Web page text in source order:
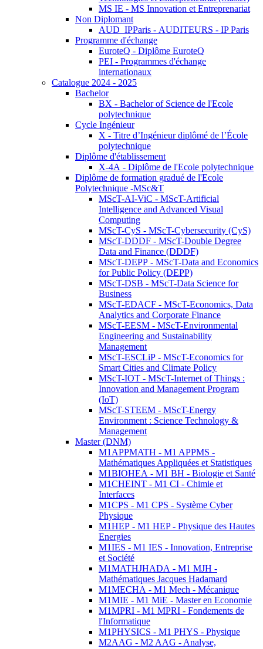
MS IE - MS Innovation et Entreprenariat
Non Diplomant
AUD_IPParis - AUDITEURS - IP Paris
Programme d'échange
EuroteQ - Diplôme EuroteQ
PEI - Programmes d'échange
internationaux
Catalogue 2024 - 2025
Bachelor
BX - Bachelor of Science de l'Ecole
polytechnique
Cycle Ingénieur
X - Titre d’Ingénieur diplômé de l’École
polytechnique
Diplôme d'établissement
X-4A - Diplôme de l'Ecole polytechnique
Diplôme de formation gradué de l'Ecole
Polytechnique -MSc&T
MScT-AI-ViC - MScT-Artificial
Intelligence and Advanced Visual
Computing
MScT-CyS - MScT-Cybersecurity (CyS)
MScT-DDDF - MScT-Double Degree
Data and Finance (DDDF)
MScT-DEPP - MScT-Data and Economics
for Public Policy (DEPP)
MScT-DSB - MScT-Data Science for
Business
MScT-EDACF - MScT-Economics, Data
Analytics and Corporate Finance
MScT-EESM - MScT-Environmental
Engineering and Sustainability
Management
MScT-ESCLiP - MScT-Economics for
Smart Cities and Climate Policy
MScT-IOT - MScT-Internet of Things :
Innovation and Management Program
(IoT)
MScT-STEEM - MScT-Energy
Environment : Science Technology &
Management
Master (DNM)
M1APPMATH - M1 APPMS -
Mathématiques Appliquées et Statistiques
M1BIOHEA - M1 BH - Biologie et Santé
M1CHEINT - M1 CI - Chimie et
Interfaces
M1CPS - M1 CPS - Système Cyber
Physique
M1HEP - M1 HEP - Physique des Hautes
Energies
M1IES - M1 IES - Innovation, Entreprise
et Société
M1MATHJHADA - M1 MJH -
Mathématiques Jacques Hadamard
M1MECHA - M1 Mech - Mécanique
M1MIE - M1 MiE - Master en Economie
M1MPRI - M1 MPRI - Fondements de
l'Informatique
M1PHYSICS - M1 PHYS - Physique
M2AAG - M2 AAG - Analyse,